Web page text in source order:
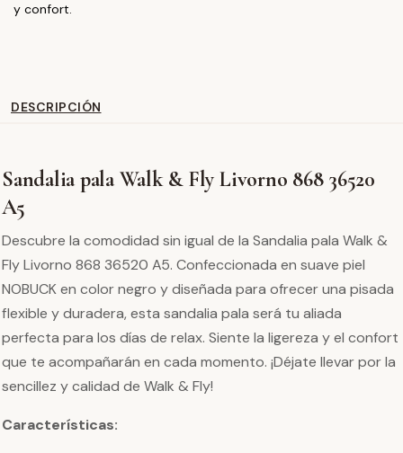
y confort.
DESCRIPCIÓN
Sandalia pala Walk & Fly Livorno 868 36520
A5
Descubre la comodidad sin igual de la Sandalia pala Walk &
Fly Livorno 868 36520 A5. Confeccionada en suave piel
NOBUCK en color negro y diseñada para ofrecer una pisada
flexible y duradera, esta sandalia pala será tu aliada
perfecta para los días de relax. Siente la ligereza y el confort
que te acompañarán en cada momento. ¡Déjate llevar por la
sencillez y calidad de Walk & Fly!
Características: